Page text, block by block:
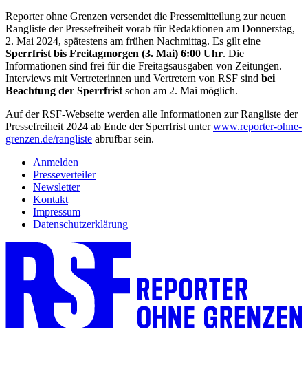
Reporter ohne Grenzen versendet die Pressemitteilung zur neuen
Rangliste der Pressefreiheit vorab für Redaktionen am Donnerstag,
2. Mai 2024, spätestens am frühen Nachmittag. Es gilt eine
Sperrfrist bis Freitagmorgen (3. Mai) 6:00 Uhr. Die
Informationen sind frei für die Freitagsausgaben von Zeitungen.
Interviews mit Vertreterinnen und Vertretern von RSF sind bei
Beachtung der Sperrfristschon am 2. Mai möglich.
Auf der RSF-Webseite werden alle Informationen zur Rangliste der
Pressefreiheit 2024 ab Ende der Sperrfrist unterwww.reporter-ohne-
grenzen.de/rangliste abrufbar sein.
Anmelden
Presseverteiler
Newsletter
Kontakt
Impressum
Datenschutzerklärung